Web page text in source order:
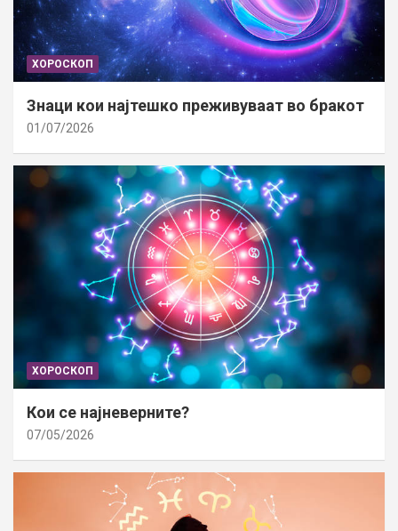
ХОРОСКОП
Знаци кои најтешко преживуваат во бракот
01/07/2026
ХОРОСКОП
Кои се најневерните?
07/05/2026